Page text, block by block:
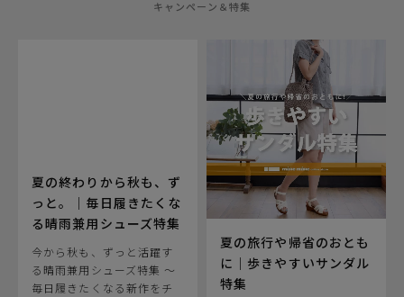
キャンペーン＆特集
夏の終わりから秋も、ず
っと。｜毎日履きたくな
る晴雨兼用シューズ特集
今から秋も、ずっと活躍す
る晴雨兼用シューズ特集 ～
毎日履きたくなる新作をチ
夏の旅行や帰省のおとも
に｜歩きやすいサンダル
特集